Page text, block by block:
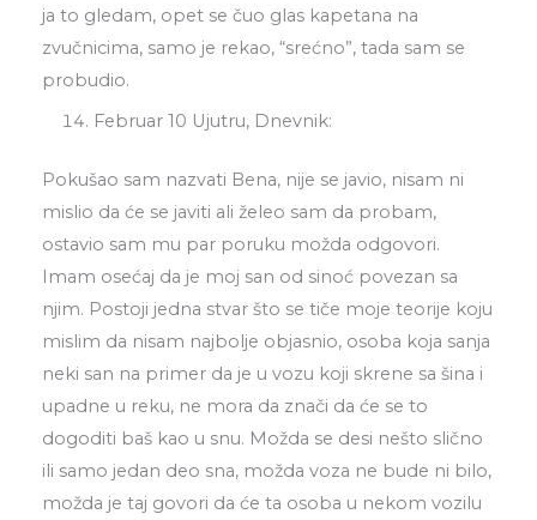
ja to gledam, opet se čuo glas kapetana na
zvučnicima, samo je rekao, “srećno”, tada sam se
probudio.
Februar 10 Ujutru, Dnevnik:
Pokušao sam nazvati Bena, nije se javio, nisam ni
mislio da će se javiti ali želeo sam da probam,
ostavio sam mu par poruku možda odgovori.
Imam osećaj da je moj san od sinoć povezan sa
njim. Postoji jedna stvar što se tiče moje teorije koju
mislim da nisam najbolje objasnio, osoba koja sanja
neki san na primer da je u vozu koji skrene sa šina i
upadne u reku, ne mora da znači da će se to
dogoditi baš kao u snu. Možda se desi nešto slično
ili samo jedan deo sna, možda voza ne bude ni bilo,
možda je taj govori da će ta osoba u nekom vozilu